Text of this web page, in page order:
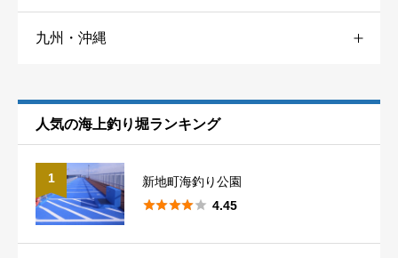
福井
静岡 6
大阪
兵庫 12
山口
香川
九州・沖縄
佐賀 2
長崎
人気の海上釣り堀ランキング
1
新地町海釣り公園
 4.45